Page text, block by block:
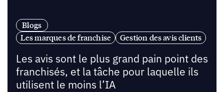
Blogs
Les marques de franchise
Gestion des avis clients
Les avis sont le plus grand pain point des
franchisés, et la tâche pour laquelle ils
utilisent le moins l’IA